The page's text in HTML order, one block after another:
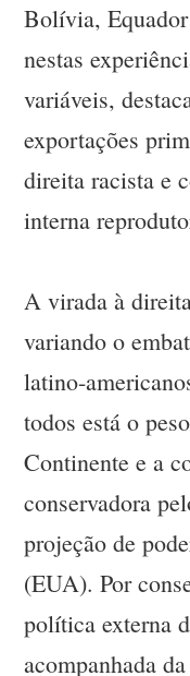
Bolívia,
nestas
variáveis,
exportações
direita racista e
interna
A virada à
variando o
latino-
todos está o
Continente e a
conservadora
projeção de
(EUA). Por
política externa
acompanhada